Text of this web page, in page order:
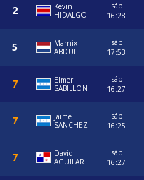
Kevin
HIDALGO
sáb
16:28
Marnix
ABDUL
sáb
17:53
Elmer
SABILLON
sáb
16:27
Jaime
SANCHEZ
sáb
16:25
David
AGUILAR
sáb
16:27